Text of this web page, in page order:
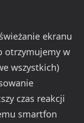
ekranu
otrzymujemy w
wszystkich)
czas reakcji
smartfon